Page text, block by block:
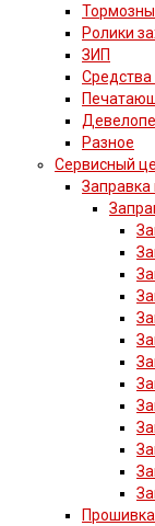
Ролики
ЗИП
Средства
Разное
Сервисный
Заправка